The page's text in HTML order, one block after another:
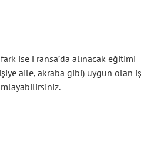
ise Fransa’da alınacak eğitimi
aile, akraba gibi) uygun olan iş